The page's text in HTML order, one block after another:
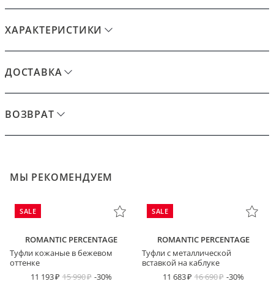
ХАРАКТЕРИСТИКИ
ДОСТАВКА
ВОЗВРАТ
МЫ РЕКОМЕНДУЕМ
SALE
ROMANTIC PERCENTAGE
Туфли кожаные в бежевом
оттенке
11 193
15 990 -30%
SALE
ROMANTIC PERCENTAGE
Туфли с металлической
вставкой на каблуке
11 683
16 690 -30%